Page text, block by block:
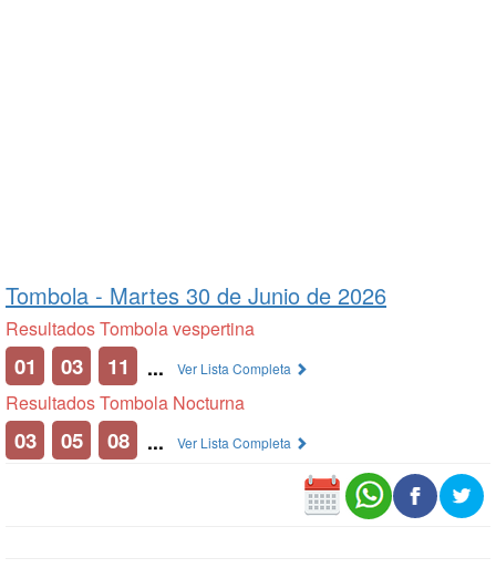
Tombola - Martes 30 de Junio de 2026
Resultados Tombola vespertina
01 03 11 ... Ver Lista Completa
Resultados Tombola Nocturna
03 05 08 ... Ver Lista Completa